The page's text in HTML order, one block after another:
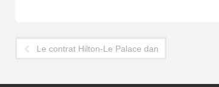
Le contrat Hilton-Le Palace dans l'impasse